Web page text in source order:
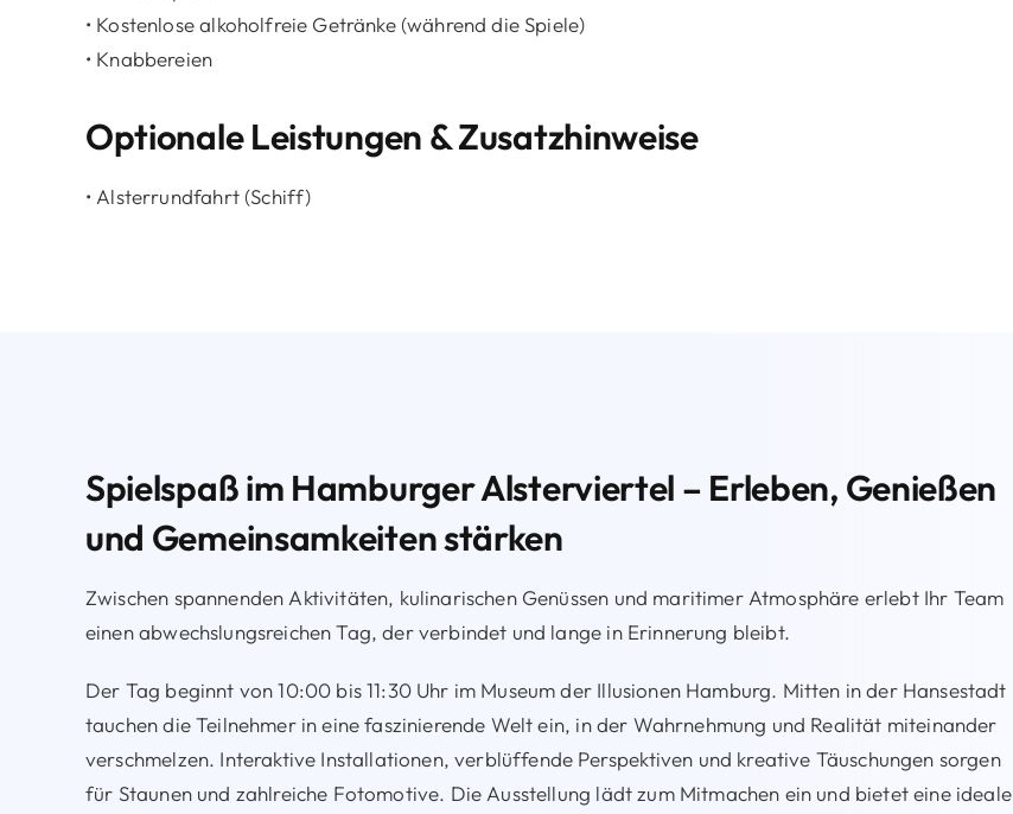
• Kostenlose alkoholfreie Getränke (während die Spiele)
• Knabbereien
Optionale Leistungen & Zusatzhinweise
• Alsterrundfahrt (Schiff)
Spielspaß im Hamburger Alsterviertel – Erleben, Genießen
und Gemeinsamkeiten stärken
Zwischen spannenden Aktivitäten, kulinarischen Genüssen und maritimer Atmosphäre erlebt Ihr Team
einen abwechslungsreichen Tag, der verbindet und lange in Erinnerung bleibt.
Der Tag beginnt von 10:00 bis 11:30 Uhr im Museum der Illusionen Hamburg. Mitten in der Hansestadt
tauchen die Teilnehmer in eine faszinierende Welt ein, in der Wahrnehmung und Realität miteinander
verschmelzen. Interaktive Installationen, verblüffende Perspektiven und kreative Täuschungen sorgen
für Staunen und zahlreiche Fotomotive. Die Ausstellung lädt zum Mitmachen ein und bietet eine ideale